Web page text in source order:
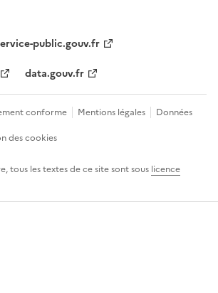
public.gouv.fr
data.gouv.fr
conforme Mentions légales
Données
des cookies
tous les textes de ce site sont sous licence